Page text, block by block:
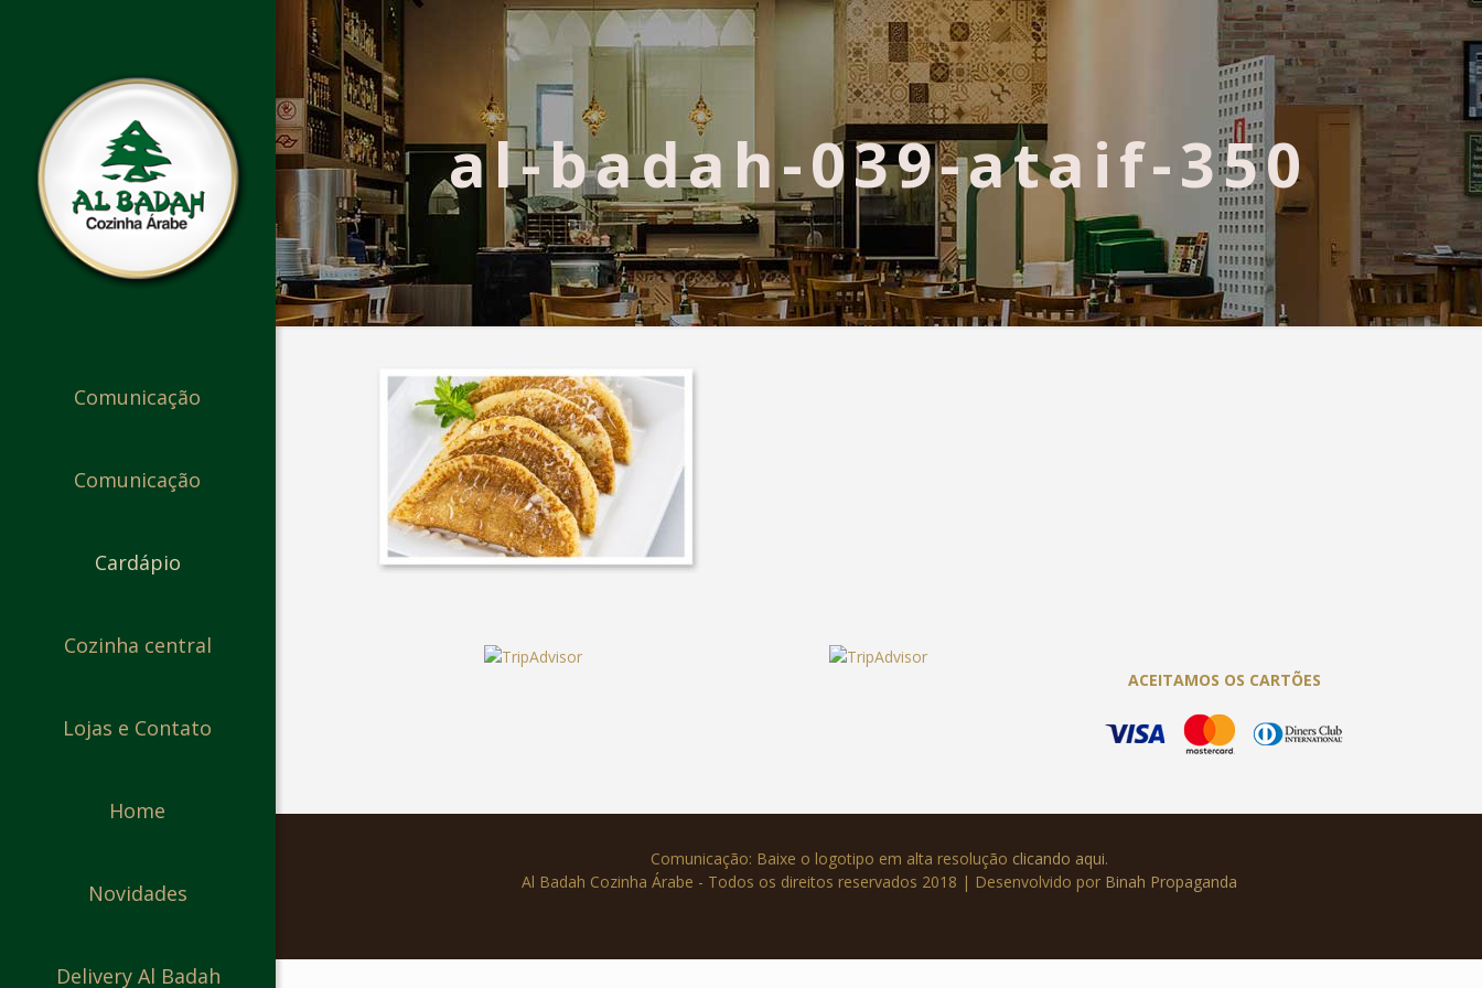
Comunicação
Comunicação
Cardápio
Cozinha central
Lojas e Contato
Home
Novidades
Delivery Al Badah
al-badah-039-ataif-350
ACEITAMOS OS CARTÕES
Comunicação: Baixe o logotipo em alta resolução clicando aqui.
Al Badah Cozinha Árabe - Todos os direitos reservados 2018 | Desenvolvido por Binah Propaganda